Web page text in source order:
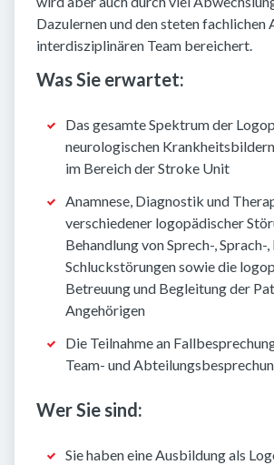
Dazulernen und den steten fachlichen
interdisziplinären Team bereichert.
Was Sie erwartet:
Das gesamte Spektrum der
neurologischen
im Bereich der Stroke Unit
Anamnese, Diagnostik und
verschiedener logopädischer
Behandlung von Sprech-, Sprach-,
Schluckstörungen sowie die
Betreuung und Begleitung der
Angehörigen
Die Teilnahme an
Team- und
Wer Sie sind:
Sie haben eine Ausbildung als